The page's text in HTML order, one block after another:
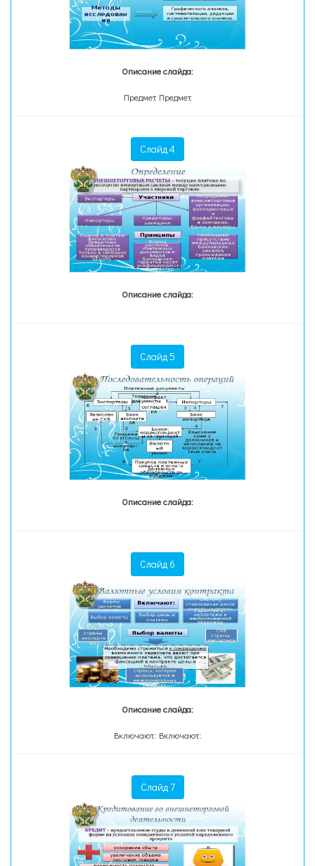
Описание слайда:
Предмет Предмет
Слайд 4
Описание слайда:
Слайд 5
Описание слайда:
Слайд 6
Описание слайда:
Включают: Включают:
Слайд 7